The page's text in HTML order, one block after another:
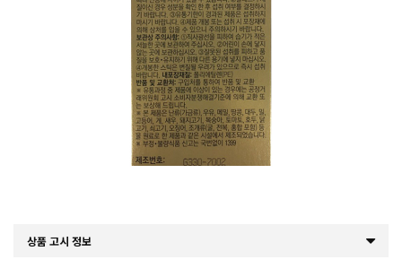
상품 고시 정보